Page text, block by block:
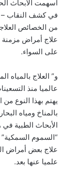
أسهمت الأبحاث
في كشف النقاب –
من الخصائص
علاج أمراض مزمنة
على السواء.
و” العلاج بالمياه
عالميا منذ
يهتم بهذا النوع من
بالمناخ ومياه
الأبحاث الطبية
“السموم
علاج بعض أمراض
علميا عنها بعد.